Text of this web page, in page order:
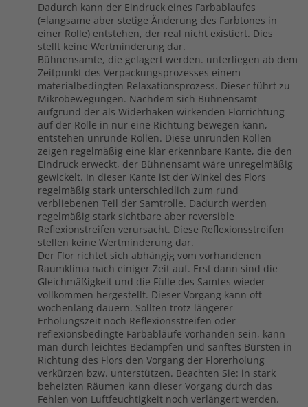
Dadurch kann der Eindruck eines Farbablaufes
(=langsame aber stetige Änderung des Farbtones in
einer Rolle) entstehen, der real nicht existiert. Dies
stellt keine Wertminderung dar.
Bühnensamte, die gelagert werden. unterliegen ab dem
Zeitpunkt des Verpackungsprozesses einem
materialbedingten Relaxationsprozess. Dieser führt zu
Mikrobewegungen. Nachdem sich Bühnensamt
aufgrund der als Widerhaken wirkenden Florrichtung
auf der Rolle in nur eine Richtung bewegen kann,
entstehen unrunde Rollen. Diese unrunden Rollen
zeigen regelmäßig eine klar erkennbare Kante, die den
Eindruck erweckt, der Bühnensamt wäre unregelmäßig
gewickelt. In dieser Kante ist der Winkel des Flors
regelmäßig stark unterschiedlich zum rund
verbliebenen Teil der Samtrolle. Dadurch werden
regelmäßig stark sichtbare aber reversible
Reflexionstreifen verursacht. Diese Reflexionsstreifen
stellen keine Wertminderung dar.
Der Flor richtet sich abhängig vom vorhandenen
Raumklima nach einiger Zeit auf. Erst dann sind die
Gleichmäßigkeit und die Fülle des Samtes wieder
vollkommen hergestellt. Dieser Vorgang kann oft
wochenlang dauern. Sollten trotz längerer
Erholungszeit noch Reflexionsstreifen oder
reflexionsbedingte Farbabläufe vorhanden sein, kann
man durch leichtes Bedampfen und sanftes Bürsten in
Richtung des Flors den Vorgang der Florerholung
verkürzen bzw. unterstützen. Beachten Sie: in stark
beheizten Räumen kann dieser Vorgang durch das
Fehlen von Luftfeuchtigkeit noch verlängert werden.